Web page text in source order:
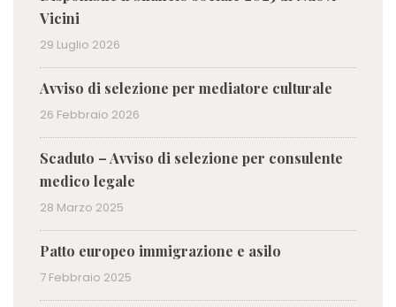
Vicini
29 Luglio 2026
Avviso di selezione per mediatore culturale
26 Febbraio 2026
Scaduto – Avviso di selezione per consulente
medico legale
28 Marzo 2025
Patto europeo immigrazione e asilo
7 Febbraio 2025